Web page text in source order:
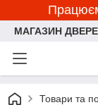
МАГАЗИН
Товари та